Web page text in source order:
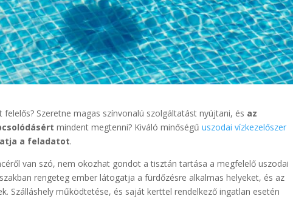
Szeretne magas színvonalú szolgáltatást nyújtani, és az
mindent megtenni? Kiváló minőségűuszodai vízkezelőszer
a feladatot.
van szó, nem okozhat gondot a tisztán tartása a megfelelő uszodai
rengeteg ember látogatja a fürdőzésre alkalmas helyeket, és az
Szálláshely működtetése, és saját kerttel rendelkező ingatlan esetén